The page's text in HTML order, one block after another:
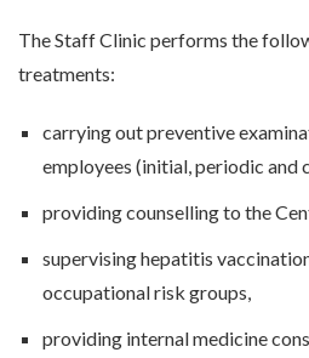
The Staff Clinic performs the
treatments:
carrying out preventive
employees (initial, periodic and
providing counselling to the
supervising hepatitis
occupational risk groups,
providing internal medicine